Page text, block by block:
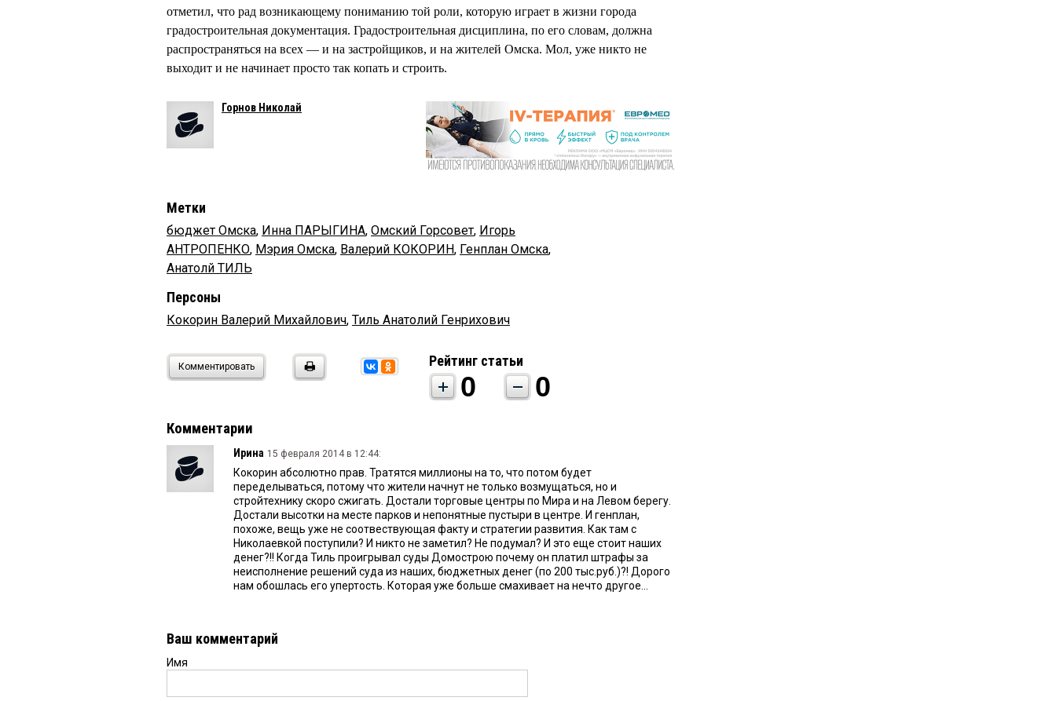
отметил, что рад возникающему пониманию той роли, которую играет в жизни города
градостроительная документация. Градостроительная дисциплина, по его словам, должна
распространяться на всех — и на застройщиков, и на жителей Омска. Мол, уже никто не
выходит и не начинает просто так копать и строить.
Горнов Николай
Метки
бюджет Омска, Инна ПАРЫГИНА, Омский Горсовет, Игорь
АНТРОПЕНКО, Мэрия Омска, Валерий КОКОРИН, Генплан Омска,
Анатолй ТИЛЬ
Персоны
Кокорин Валерий Михайлович, Тиль Анатолий Генрихович
Комментировать Рейтинг статьи
0 0
Комментарии
Ирина 15 февраля 2014 в 12:44:
Кокорин абсолютно прав. Тратятся миллионы на то, что потом будет
переделываться, потому что жители начнут не только возмущаться, но и
стройтехнику скоро сжигать. Достали торговые центры по Мира и на Левом берегу.
Достали высотки на месте парков и непонятные пустыри в центре. И генплан,
похоже, вещь уже не соотвествующая факту и стратегии развития. Как там с
Николаевкой поступили? И никто не заметил? Не подумал? И это еще стоит наших
денег?!! Когда Тиль проигрывал суды Домострою почему он платил штрафы за
неисполнение решений суда из наших, бюджетных денег (по 200 тыс.руб.)?! Дорого
нам обошлась его упертость. Которая уже больше смахивает на нечто другое...
Ваш комментарий
Имя